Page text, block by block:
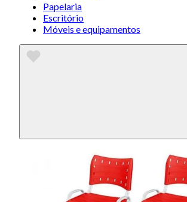
Papelaria
Escritório
Móveis e equipamentos